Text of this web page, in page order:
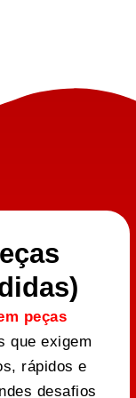
peças
que exigem
rápidos e
desafios